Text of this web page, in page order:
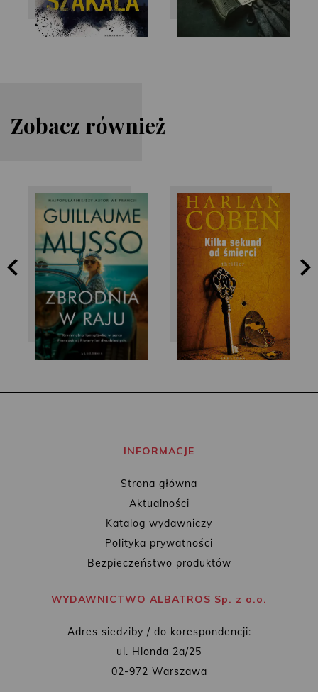
Zobacz również
Guillaume Musso Harlan Coben
INFORMACJE
Strona główna
Aktualności
Katalog wydawniczy
Polityka prywatności
Bezpieczeństwo produktów
WYDAWNICTWO ALBATROS Sp. z o.o.
Adres siedziby / do korespondencji:
ul. Hlonda 2a/25
02-972 Warszawa